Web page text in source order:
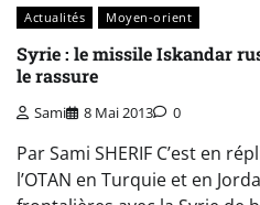
Actualités Moyen-orient
Syrie : le missile Iskandar
le rassure
Sami 8 Mai 2013 0
Par Sami SHERIF C’est en
l’OTAN en Turquie et en